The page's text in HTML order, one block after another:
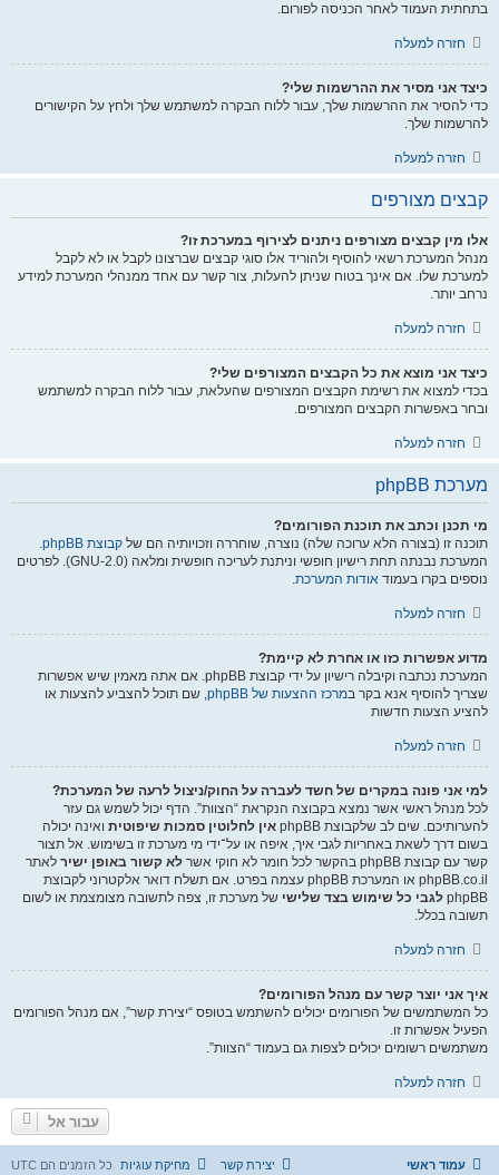
בתחתית העמוד לאחר הכניסה לפורום.
חזרה למעלה
כיצד אני מסיר את ההרשמות שלי?
כדי להסיר את ההרשמות שלך, עבור ללוח הבקרה למשתמש שלך ולחץ על הקישורים
להרשמות שלך.
חזרה למעלה
קבצים מצורפים
אלו מין קבצים מצורפים ניתנים לצירוף במערכת זו?
מנהל המערכת רשאי להוסיף ולהוריד אלו סוגי קבצים שברצונו לקבל או לא לקבל
למערכת שלו. אם אינך בטוח שניתן להעלות, צור קשר עם אחד ממנהלי המערכת למידע
נרחב יותר.
חזרה למעלה
כיצד אני מוצא את כל הקבצים המצורפים שלי?
בכדי למצוא את רשימת הקבצים המצורפים שהעלאת, עבור ללוח הבקרה למשתמש
ובחר באפשרות הקבצים המצורפים.
חזרה למעלה
מערכת phpBB
מי תכנן וכתב את תוכנת הפורומים?
תוכנה זו (בצורה הלא ערוכה שלה) נוצרה, שוחררה וזכויותיה הם של קבוצת phpBB
.
המערכת נבנתה תחת רישיון חופשי וניתנת לעריכה חופשית ומלאה (GNU-2.0). לפרטים
נוספים בקרו בעמוד אודות המערכת.
חזרה למעלה
מדוע אפשרות כזו או אחרת לא קיימת?
המערכת נכתבה וקיבלה רישיון על ידי קבוצת phpBB. אם אתה מאמין שיש אפשרות
שצריך להוסיף אנא בקר במרכז ההצעות של phpBB
, שם תוכל להצביע להצעות או
להציע הצעות חדשות
חזרה למעלה
למי אני פונה במקרים של חשד לעברה על החוק/ניצול לרעה של המערכת?
לכל מנהל ראשי אשר נמצא בקבוצה הנקראת “הצוות”. הדף יכול לשמש גם עזר
להערותיכם. שים לב שלקבוצת phpBB
אין לחלוטין סמכות שיפוטית ואינה יכולה
בשום דרך לשאת באחריות לגבי איך, איפה או על־ידי מי מערכת זו בשימוש. אל תצור
קשר עם קבוצת phpBB בהקשר לכל חומר לא חוקי אשר
לא קשור באופן ישיר לאתר
phpBB.co.il או המערכת phpBB עצמה בפרט. אם תשלח דואר אלקטרוני לקבוצת
phpBB לגבי כל שימוש בצד שלישי של מערכת זו, צפה לתשובה מצומצמת או לשום
תשובה בכלל.
חזרה למעלה
איך אני יוצר קשר עם מנהל הפורומים?
כל המשתמשים של הפורומים יכולים להשתמש בטופס “יצירת קשר”, אם מנהל הפורומים
הפעיל אפשרות זו.
משתמשים רשומים יכולים לצפות גם בעמוד “הצוות”.
חזרה למעלה
עבור אל
עמוד ראשי כל הזמנים הם UTC מחיקת עוגיות יצירת קשר